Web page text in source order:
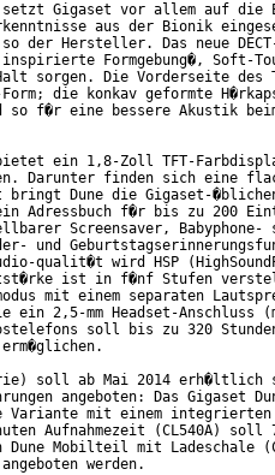
setzt Gigaset vor allem auf die
aus der Bionik
der Hersteller. Das neue
Formgebung�, Soft-
sorgen. Die Vorderseite des
die konkav geformte
so f�r eine bessere Akustik
ein 1,8-Zoll TFT-
Darunter finden sich eine
bringt Dune die Gigaset-
Adressbuch f�r bis zu 200
Screensaver, Babyphone-
und
qualit�t wird HSP
ist in f�nf Stufen
mit einem separaten
2,5-mm Headset-Anschluss
soll bis zu 320
soll ab Mai 2014 erh�ltlich
angeboten: Das Gigaset
Variante mit einem integrierten
Aufnahmezeit (CL540A) soll
Mobilteil mit Ladeschale
werden.